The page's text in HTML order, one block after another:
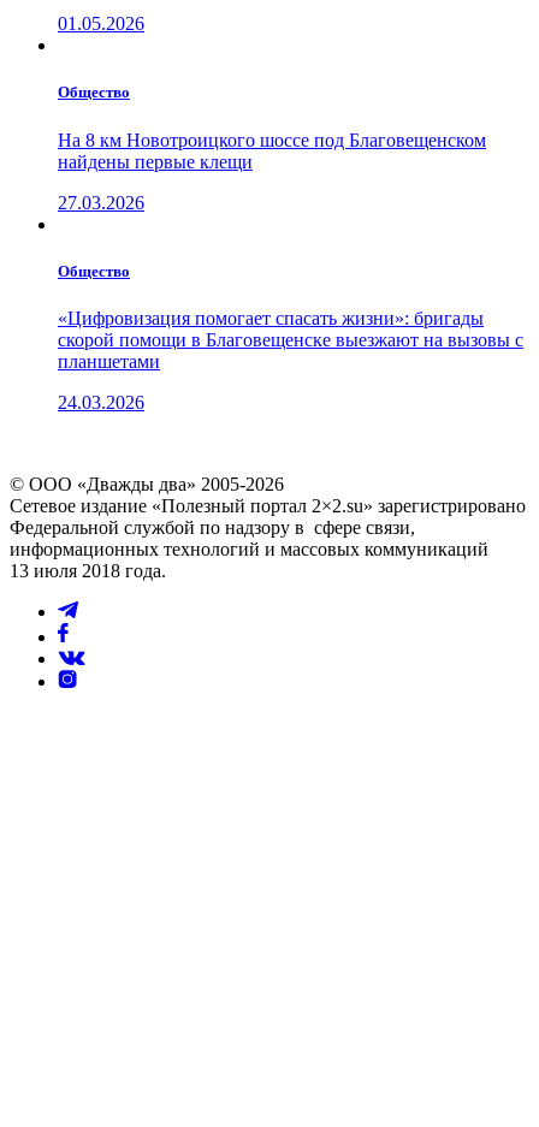
01.05.2026
Общество
На 8 км Новотроицкого шоссе под Благовещенском
найдены первые клещи
27.03.2026
Общество
«Цифровизация помогает спасать жизни»: бригады
скорой помощи в Благовещенске выезжают на вызовы с
планшетами
24.03.2026
© ООО «Дважды два» 2005-2026
Сетевое издание «Полезный портал 2×2.su» зарегистрировано
Федеральной службой по надзору в сфере связи,
информационных технологий и массовых коммуникаций
13 июля 2018 года.